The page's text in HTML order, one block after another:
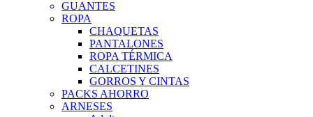
GUANTES
ROPA
CHAQUETAS
PANTALONES
ROPA TÉRMICA
CALCETINES
GORROS Y CINTAS
PACKS AHORRO
ARNESES